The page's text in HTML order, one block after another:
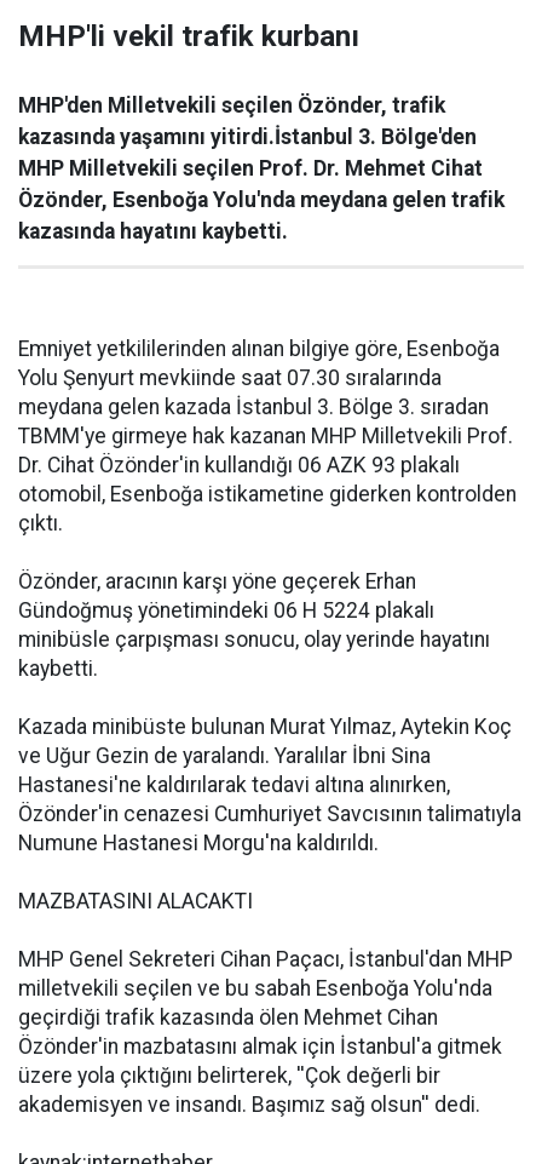
MHP'li vekil trafik kurbanı
MHP'den Milletvekili seçilen Özönder, trafik
kazasında yaşamını yitirdi.İstanbul 3. Bölge'den
MHP Milletvekili seçilen Prof. Dr. Mehmet Cihat
Özönder, Esenboğa Yolu'nda meydana gelen trafik
kazasında hayatını kaybetti.
Emniyet yetkililerinden alınan bilgiye göre, Esenboğa
Yolu Şenyurt mevkiinde saat 07.30 sıralarında
meydana gelen kazada İstanbul 3. Bölge 3. sıradan
TBMM'ye girmeye hak kazanan MHP Milletvekili Prof.
Dr. Cihat Özönder'in kullandığı 06 AZK 93 plakalı
otomobil, Esenboğa istikametine giderken kontrolden
çıktı.
Özönder, aracının karşı yöne geçerek Erhan
Gündoğmuş yönetimindeki 06 H 5224 plakalı
minibüsle çarpışması sonucu, olay yerinde hayatını
kaybetti.
Kazada minibüste bulunan Murat Yılmaz, Aytekin Koç
ve Uğur Gezin de yaralandı. Yaralılar İbni Sina
Hastanesi'ne kaldırılarak tedavi altına alınırken,
Özönder'in cenazesi Cumhuriyet Savcısının talimatıyla
Numune Hastanesi Morgu'na kaldırıldı.
MAZBATASINI ALACAKTI
MHP Genel Sekreteri Cihan Paçacı, İstanbul'dan MHP
milletvekili seçilen ve bu sabah Esenboğa Yolu'nda
geçirdiği trafik kazasında ölen Mehmet Cihan
Özönder'in mazbatasını almak için İstanbul'a gitmek
üzere yola çıktığını belirterek, ''Çok değerli bir
akademisyen ve insandı. Başımız sağ olsun'' dedi.